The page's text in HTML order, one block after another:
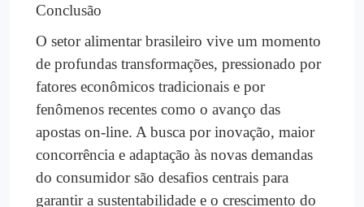
Conclusão
O setor alimentar brasileiro vive um momento
de profundas transformações, pressionado por
fatores econômicos tradicionais e por
fenômenos recentes como o avanço das
apostas on-line. A busca por inovação, maior
concorrência e adaptação às novas demandas
do consumidor são desafios centrais para
garantir a sustentabilidade e o crescimento do